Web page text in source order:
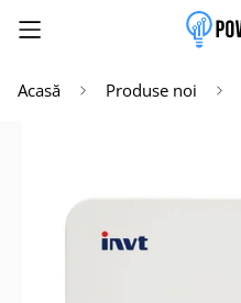
Acasă Produse noi